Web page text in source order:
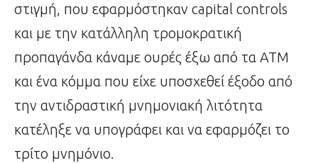
στιγμή, που εφαρμόστηκαν capital controls
και με την κατάλληλη τρομοκρατική
προπαγάνδα κάναμε ουρές έξω από τα ATM
και ένα κόμμα που είχε υποσχεθεί έξοδο από
την αντιδραστική μνημονιακή λιτότητα
κατέληξε να υπογράφει και να εφαρμόζει το
τρίτο μνημόνιο.